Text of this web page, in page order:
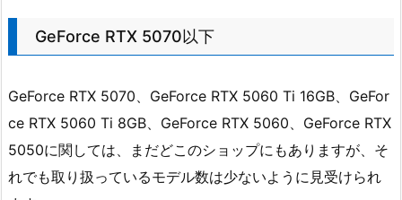
GeForce RTX 5070以下
GeForce RTX 5070、GeForce RTX 5060 Ti 16GB、GeFor
ce RTX 5060 Ti 8GB、GeForce RTX 5060、GeForce RTX
5050に関しては、まだどこのショップにもありますが、そ
れでも取り扱っているモデル数は少ないように見受けられ